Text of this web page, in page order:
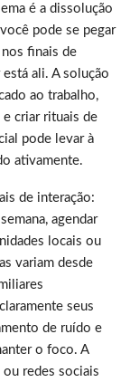
é a dissolução
pode se pegar
finais de
ali. A solução
ao trabalho,
e criar rituais de
pode levar à
ativamente.
de interação:
agendar
locais ou
variam desde
seus
de ruído e
o foco. A
redes sociais